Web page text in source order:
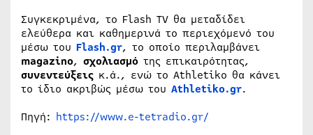
Συγκεκριμένα, το Flash TV θα μεταδίδει
ελεύθερα και καθημερινά το περιεχόμενό του
μέσω του Flash.gr, το οποίο περιλαμβάνει
magazino, σχολιασμό της επικαιρότητας,
συνεντεύξεις κ.ά., ενώ το Athletiko θα κάνει
το ίδιο ακριβώς μέσω του Athletiko.gr.
Πηγή: https://www.e-tetradio.gr/